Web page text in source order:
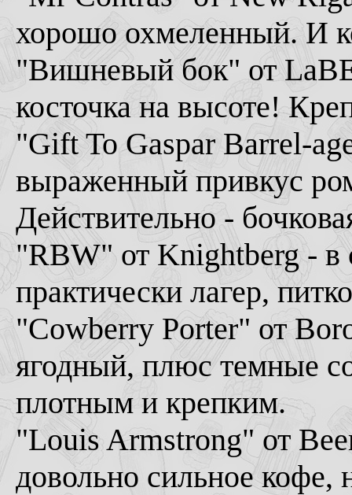
хорошо охмеленный. И
"Вишневый бок" от
косточка на высоте!
"Gift To Gaspar Barrel-
выраженный привкус
Действительно -
"RBW" от Knightberg - в
практически лагер,
"Cowberry Porter" от
ягодный, плюс темные
плотным и крепким.
"Louis Armstrong" от
довольно сильное кофе,